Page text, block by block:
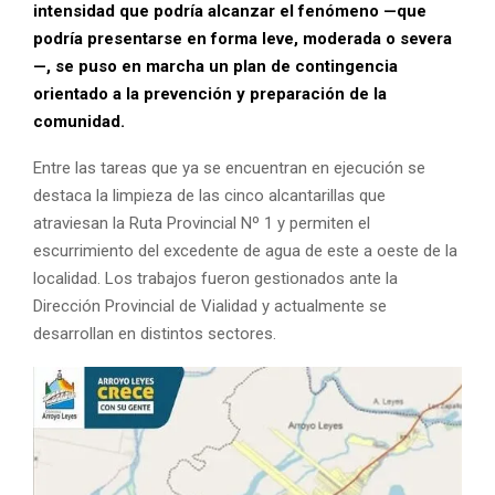
intensidad que podría alcanzar el fenómeno —que
podría presentarse en forma leve, moderada o severa
—, se puso en marcha un plan de contingencia
orientado a la prevención y preparación de la
comunidad.
Entre las tareas que ya se encuentran en ejecución se
destaca la limpieza de las cinco alcantarillas que
atraviesan la Ruta Provincial Nº 1 y permiten el
escurrimiento del excedente de agua de este a oeste de la
localidad. Los trabajos fueron gestionados ante la
Dirección Provincial de Vialidad y actualmente se
desarrollan en distintos sectores.